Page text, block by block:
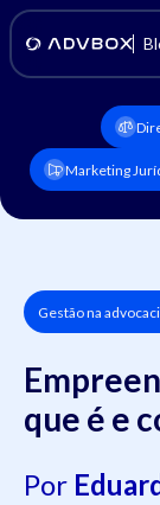
Marketing
Gestão na
que é e
Por